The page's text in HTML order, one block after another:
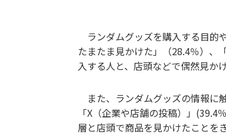
ランダムグッズを購入する目的
たまたま見かけた」（28.4％）、
入する人と、店頭などで偶然見か
また、ランダムグッズの情報に
「X（企業や店舗の投稿）」
層と店頭で商品を見かけたことを